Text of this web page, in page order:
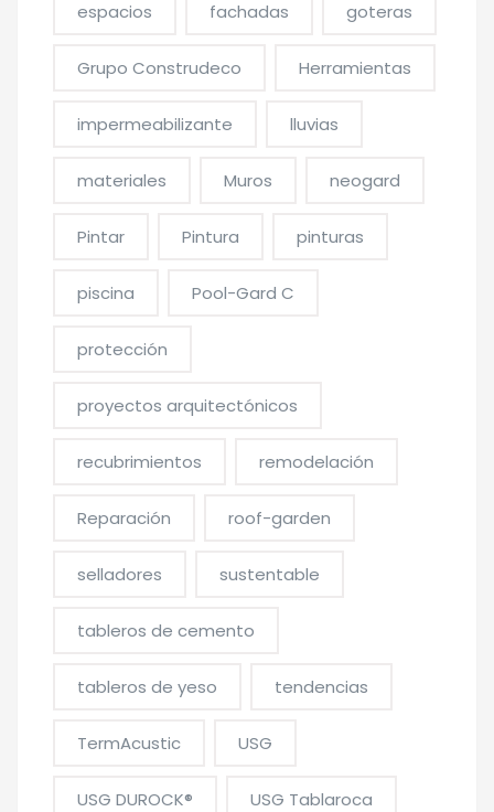
espacios fachadas goteras
Grupo Construdeco Herramientas
impermeabilizante lluvias
materiales Muros neogard
Pintar Pintura pinturas
piscina Pool-Gard C
protección
proyectos arquitectónicos
recubrimientos remodelación
Reparación roof-garden
selladores sustentable
tableros de cemento
tableros de yeso tendencias
TermAcustic USG
USG DUROCK® USG Tablaroca